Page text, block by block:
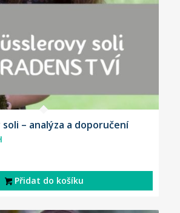
– analýza a doporučení
Přidat do košíku